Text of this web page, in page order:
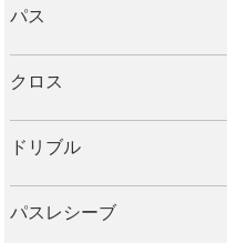
パス
クロス
ドリブル
パスレシーブ